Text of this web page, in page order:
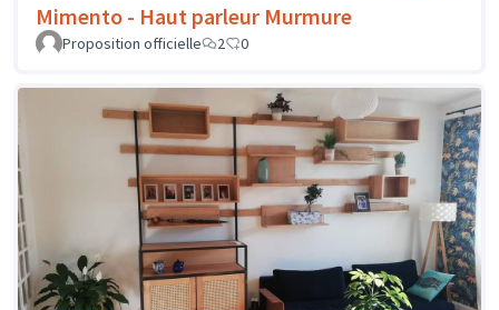
Mimento - Haut parleur Murmure
Proposition officielle 2 0